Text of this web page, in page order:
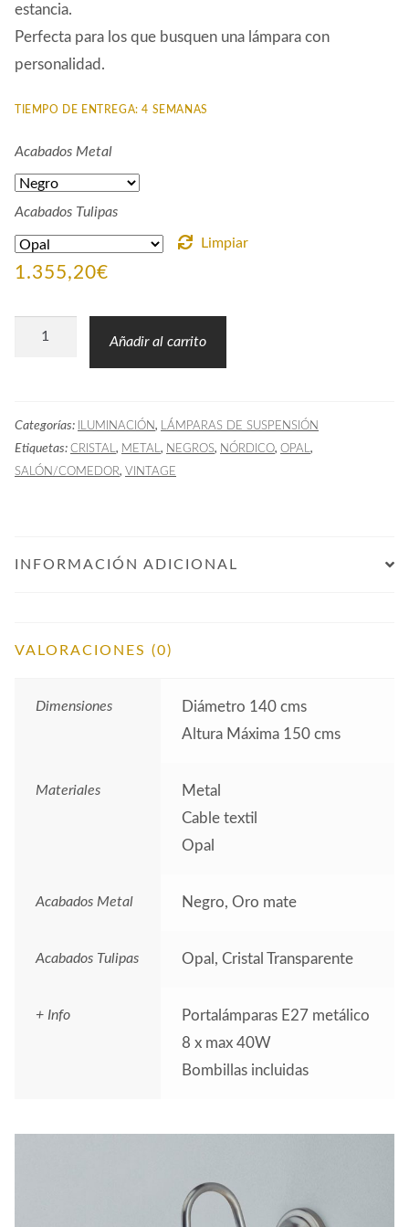
estancia.
Perfecta para los que busquen una lámpara con
personalidad.
TIEMPO DE ENTREGA: 4 SEMANAS
Acabados Metal
Acabados Tulipas
Limpiar
1.355,20€
Lámpara
Articulados
Negro
cantidad
Añadir al carrito
Categorías: ILUMINACIÓN, LÁMPARAS DE SUSPENSIÓN
Etiquetas: CRISTAL , METAL , NEGROS, NÓRDICO, OPAL ,
SALÓN/COMEDOR, VINTAGE
INFORMACIÓN ADICIONAL
VALORACIONES (0)
Dimensiones
Diámetro 140 cms
Altura Máxima 150 cms
Materiales
Metal
Cable textil
Opal
Acabados Metal Negro, Oro mate
Acabados Tulipas Opal, Cristal Transparente
+ Info
Portalámparas E27 metálico
8 x max 40W
Bombillas incluidas